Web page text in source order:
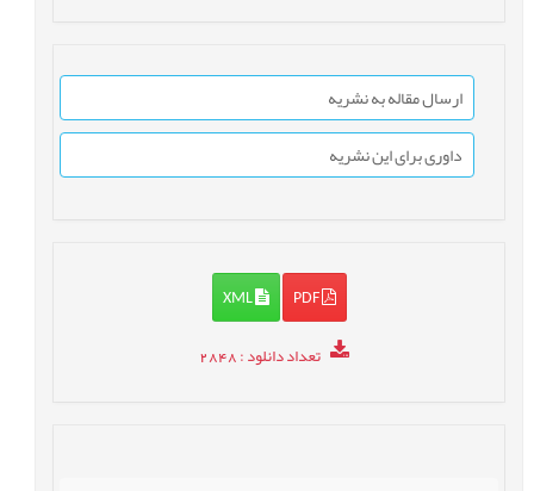
ارسال مقاله به نشریه
داوری برای این نشریه
PDF
XML
تعداد دانلود: 2848